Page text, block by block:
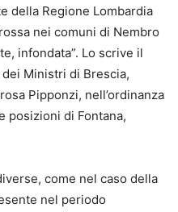
della Regione Lombardia
nei comuni di Nembro
infondata”. Lo scrive il
Ministri di Brescia,
Pipponzi, nell’ordinanza
posizioni di Fontana,
come nel caso della
nel periodo